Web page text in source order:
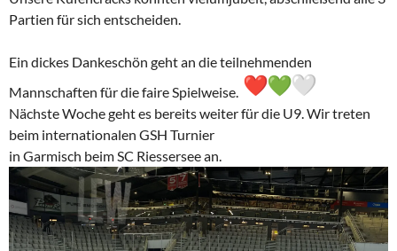
Partien für sich entscheiden.
Ein dickes Dankeschön geht an die teilnehmenden
Mannschaften für die faire Spielweise.
Nächste Woche geht es bereits weiter für die U9. Wir treten
beim internationalen GSH Turnier
in Garmisch beim SC Riessersee an.